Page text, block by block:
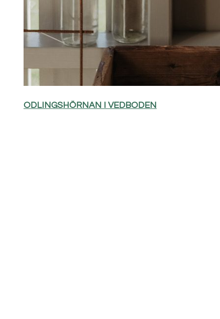
ODLINGSHÖRNAN I VEDBODEN